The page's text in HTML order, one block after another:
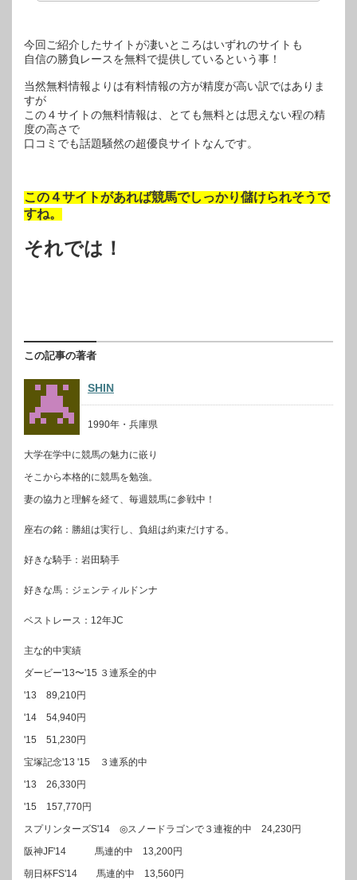
今回ご紹介したサイトが凄いところはいずれのサイトも
自信の勝負レースを無料で提供しているという事！
当然無料情報よりは有料情報の方が精度が高い訳ではありま
すが
この４サイトの無料情報は、とても無料とは思えない程の精
度の高さで
口コミでも話題騒然の超優良サイトなんです。
この４サイトがあれば競馬でしっかり儲けられそうで
すね。
それでは！
この記事の著者
SHIN
1990年・兵庫県
大学在学中に競馬の魅力に嵌り
そこから本格的に競馬を勉強。
妻の協力と理解を経て、毎週競馬に参戦中！
座右の銘：勝組は実行し、負組は約束だけする。
好きな騎手：岩田騎手
好きな馬：ジェンティルドンナ
ベストレース：12年JC
主な的中実績
ダービー'13〜'15 ３連系全的中
'13 89,210円
'14 54,940円
'15 51,230円
宝塚記念'13 '15 ３連系的中
'13 26,330円
'15 157,770円
スプリンターズS'14 ◎スノードラゴンで３連複的中 24,230円
阪神JF'14 馬連的中 13,200円
朝日杯FS'14 馬連的中 13,560円